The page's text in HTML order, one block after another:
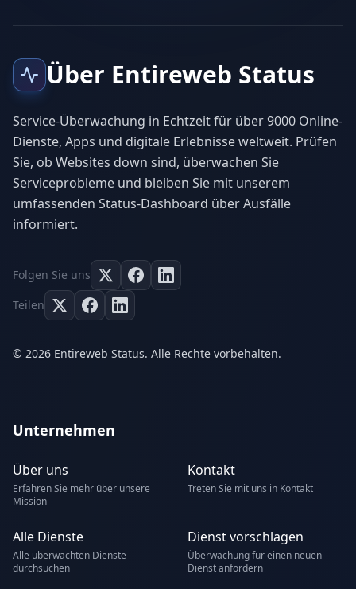
Über Entireweb Status
Service-Überwachung in Echtzeit für über 9000 Online-
Dienste, Apps und digitale Erlebnisse weltweit. Prüfen
Sie, ob Websites down sind, überwachen Sie
Serviceprobleme und bleiben Sie mit unserem
umfassenden Status-Dashboard über Ausfälle
informiert.
Folgen Sie uns
Teilen
© 2026 Entireweb Status. Alle Rechte vorbehalten.
Unternehmen
Über uns
Erfahren Sie mehr über unsere
Mission
Kontakt
Treten Sie mit uns in Kontakt
Alle Dienste
Alle überwachten Dienste
durchsuchen
Dienst vorschlagen
Überwachung für einen neuen
Dienst anfordern